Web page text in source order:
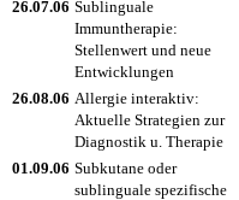
26.07.06 Sublinguale
Immuntherapie:
Stellenwert und neue
Entwicklungen
26.08.06 Allergie interaktiv:
Aktuelle Strategien zur
Diagnostik u. Therapie
01.09.06 Subkutane oder
sublinguale spezifische